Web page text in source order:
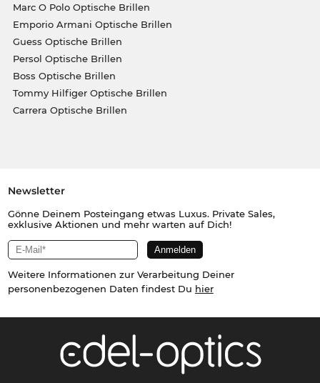
Marc O Polo Optische Brillen
Emporio Armani Optische Brillen
Guess Optische Brillen
Persol Optische Brillen
Boss Optische Brillen
Tommy Hilfiger Optische Brillen
Carrera Optische Brillen
Newsletter
Gönne Deinem Posteingang etwas Luxus. Private Sales,
exklusive Aktionen und mehr warten auf Dich!
Weitere Informationen zur Verarbeitung Deiner
personenbezogenen Daten findest Du hier